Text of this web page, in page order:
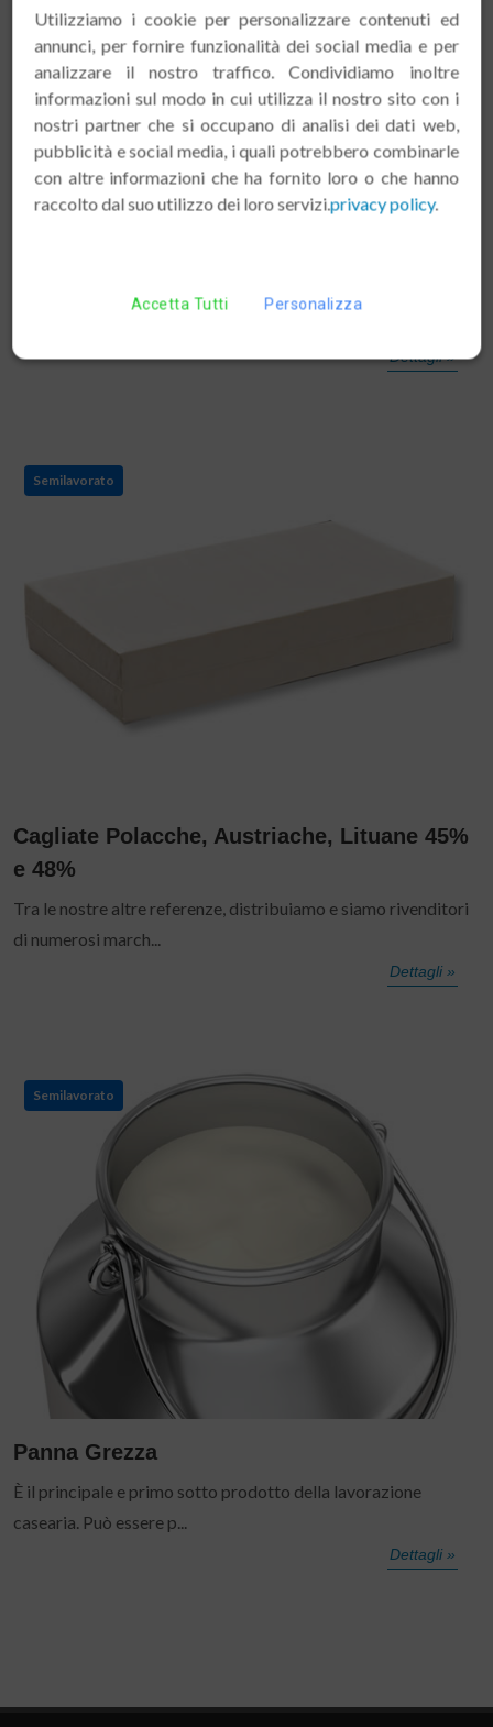
Cagliata Bad Bibra 45% 48% - SENZA
-CAGLIATA SENZA LATTOSIO- Semplicemente cagliata di
Dettagli »
Semilavorato
Cagliate Polacche, Austriache, Lituane 45%
e 48%
Tra le nostre altre referenze, distribuiamo e siamo rivenditori
di numerosi march...
Dettagli »
Semilavorato
Panna Grezza
È il principale e primo sotto prodotto della lavorazione
casearia. Può essere p...
Dettagli »
Utilizziamo i cookie per personalizzare contenuti ed
annunci, per fornire funzionalità dei social media e per
analizzare il nostro traffico. Condividiamo inoltre
informazioni sul modo in cui utilizza il nostro sito con i
nostri partner che si occupano di analisi dei dati web,
pubblicità e social media, i quali potrebbero combinarle
con altre informazioni che ha fornito loro o che hanno
raccolto dal suo utilizzo dei loro servizi.privacy policy.
Accetta Tutti Personalizza